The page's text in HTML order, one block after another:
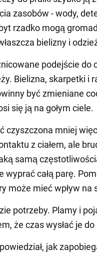
zasobów - wody,
rzadko mogą
bielizny i
podejście do
Bielizna, skarpetki i
być zmieniane
się ją na gołym ciele.
czyszczona mniej
z ciałem, ale
samą
wyprać całą parę.
może mieć wpływ na
potrzeby. Plamy i
że czas wysłać je
jak